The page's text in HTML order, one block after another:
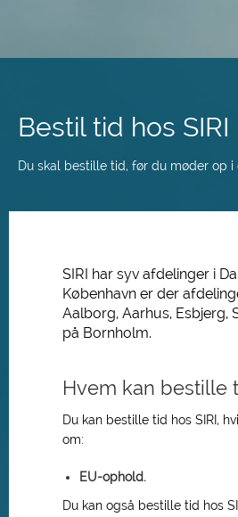
Bestil tid hos SIRI
Du skal bestille tid, før du møder op i
SIRI har syv afdelinger i
København er der
Aalborg, Aarhus, Esbjerg,
på Bornholm.
Hvem kan bestille
Du kan bestille tid hos SIRI,
om:
EU-ophold.
Du kan også bestille tid hos